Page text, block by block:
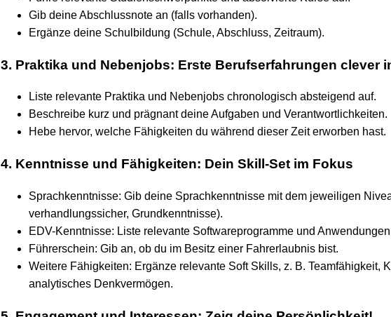
Gib deine Abschlussnote an (falls vorhanden).
Ergänze deine Schulbildung (Schule, Abschluss, Zeitraum).
3. Praktika und Nebenjobs: Erste Berufserfahrungen clever
Liste relevante Praktika und Nebenjobs chronologisch absteigend auf.
Beschreibe kurz und prägnant deine Aufgaben und Verantwortlichkeiten.
Hebe hervor, welche Fähigkeiten du während dieser Zeit erworben hast.
4. Kenntnisse und Fähigkeiten: Dein Skill-Set im Fokus
Sprachkenntnisse: Gib deine Sprachkenntnisse mit dem jeweiligen
verhandlungssicher, Grundkenntnisse).
EDV-Kenntnisse: Liste relevante Softwareprogramme und
Führerschein: Gib an, ob du im Besitz einer Fahrerlaubnis bist.
Weitere Fähigkeiten: Ergänze relevante Soft Skills, z. B. Teamfähigkeit,
analytisches Denkvermögen.